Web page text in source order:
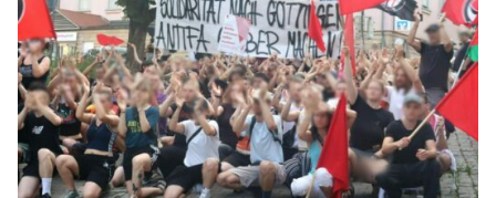
Göttingen
Schlagwörter: